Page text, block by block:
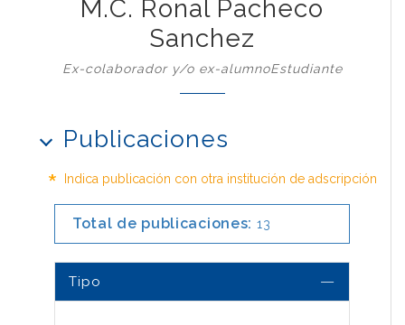
M.C. Ronal Pacheco
Sanchez
Ex-colaborador y/o ex-alumnoEstudiante
Publicaciones
* Indica publicación con otra institución de adscripción
Total de publicaciones: 13
Tipo